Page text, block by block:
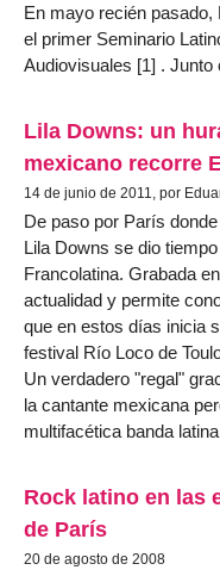
En mayo recién pasado,
el primer Seminario
Audiovisuales [1] .
Lila Downs: un
mexicano recorre
14 de junio de 2011, por
De paso por París
Lila Downs se dio
Francolatina. Grabada
actualidad y permite
que en estos días inicia
festival Río Loco de
Un verdadero "regal"
la cantante mexicana
multifacética banda
Rock latino en las
de París
20 de agosto de 2008